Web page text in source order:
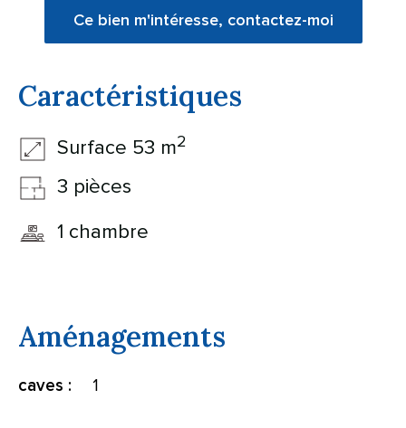
Ce bien m'intéresse, contactez-moi
Caractéristiques
Surface 53 m2
3 pièces
1 chambre
Aménagements
caves : 1